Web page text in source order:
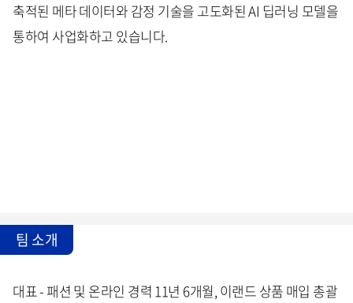
축적된 메타 데이터와 감정 기술을 고도화된 AI 딥러닝 모델을
통하여 사업화하고 있습니다.
팀 소개
대표 - 패션 및 온라인 경력 11년 6개월, 이랜드 상품 매입 총괄